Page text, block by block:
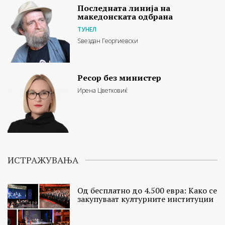
Последната линија на
македонската одбрана
ТУНЕЛ
Ѕвездан Георгиевски
Ресор без министер
Ирена Цветковиќ
ИСТРАЖУВАЊА
Од бесплатно до 4.500 евра: Како се
закупуваат културните институции